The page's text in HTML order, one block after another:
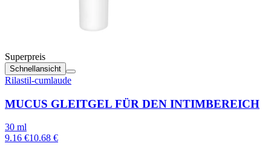
Superpreis
Schnellansicht
Rilastil-cumlaude
MUCUS GLEITGEL FÜR DEN INTIMBEREICH
30 ml
9.16 €10.68 €